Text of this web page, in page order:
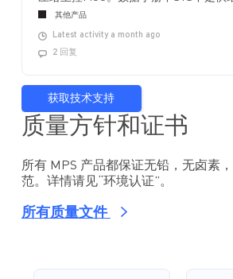
其他产品
Latest activity a month ago
2 回复
获取技术支持
质量方针和证书
所有 MPS 产品都保证无铅，无卤素
范。详情请见“环境认证”。
所有质量文件